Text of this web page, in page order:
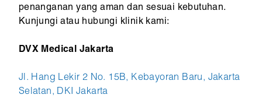
penanganan yang aman dan sesuai kebutuhan.
Kunjungi atau hubungi klinik kami:
DVX Medical Jakarta
Jl. Hang Lekir 2 No. 15B, Kebayoran Baru, Jakarta
Selatan, DKI Jakarta